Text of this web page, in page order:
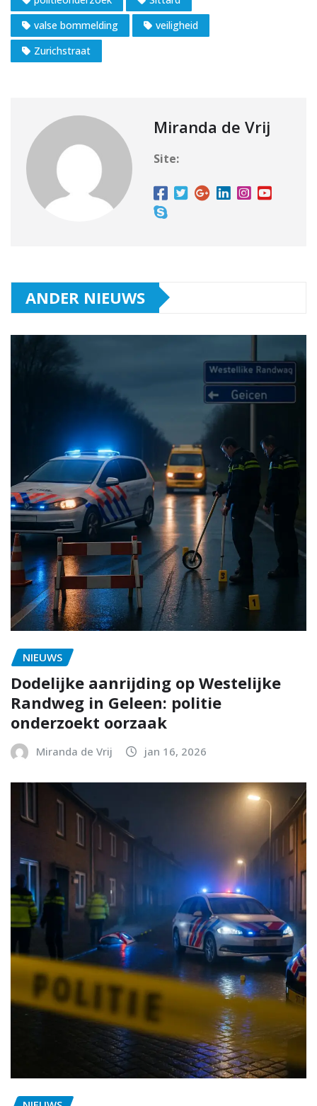
valse bommelding
veiligheid
Zurichstraat
Miranda de Vrij
Site:
ANDER NIEUWS
NIEUWS
Dodelijke aanrijding op Westelijke
Randweg in Geleen: politie
onderzoekt oorzaak
Miranda de Vrij jan 16, 2026